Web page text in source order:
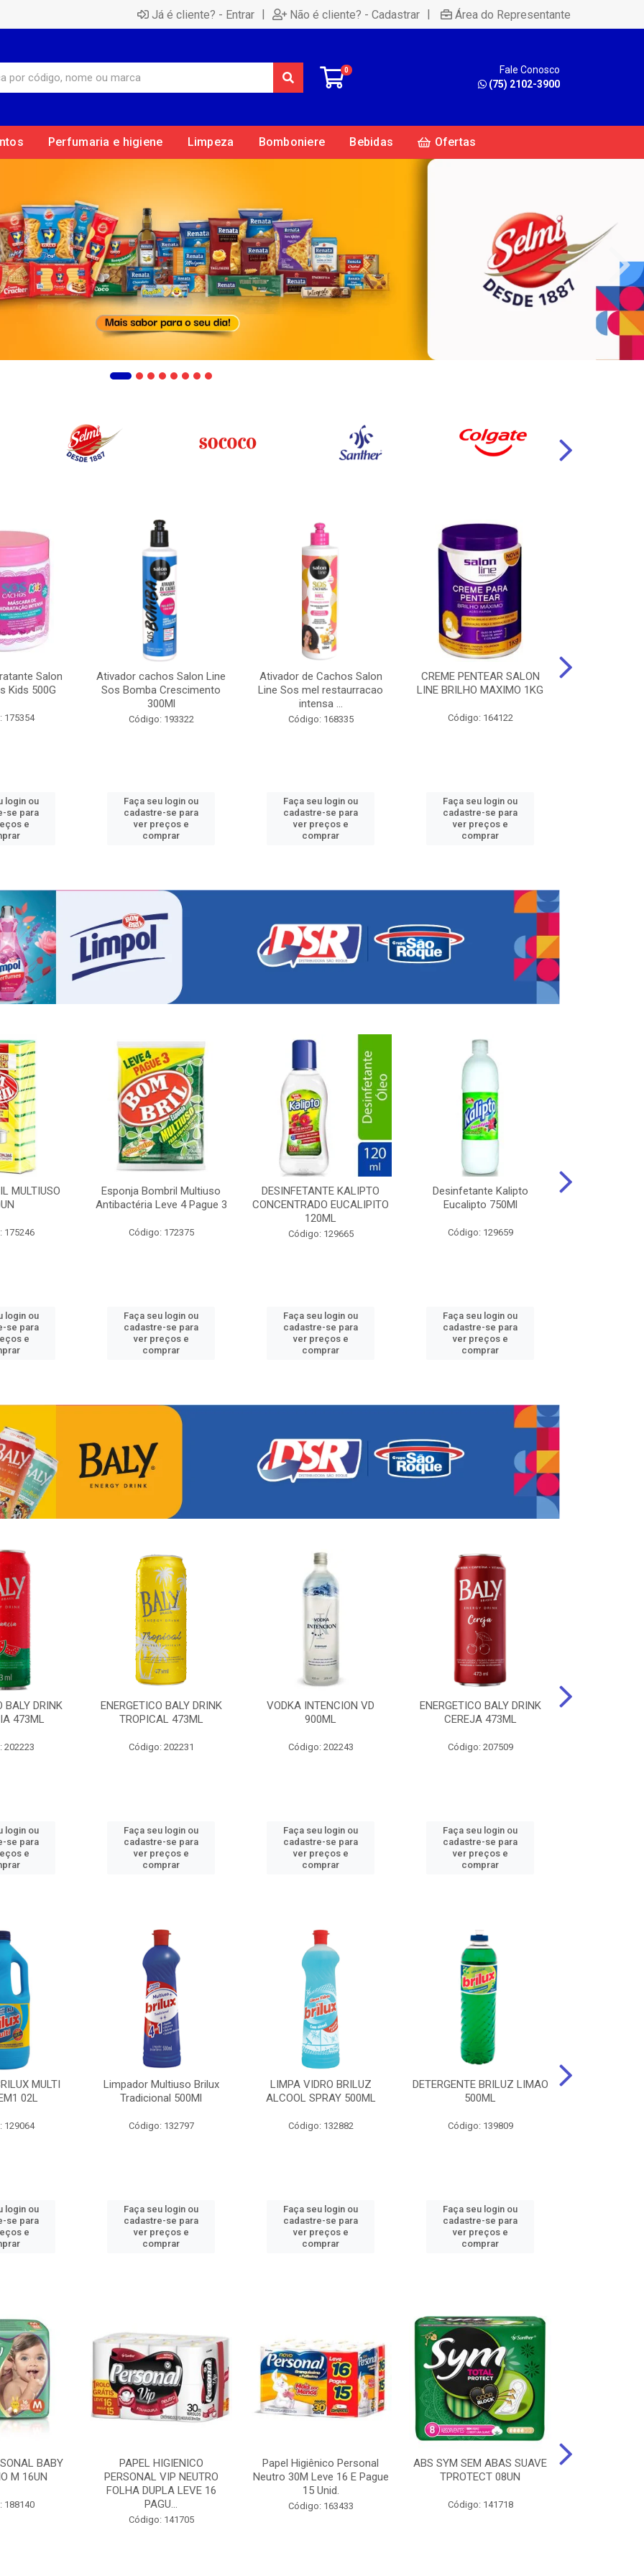
Já é cliente? - Entrar | Não é cliente? - Cadastrar | Área do Representante
0
Fale Conosco
(75) 2102-3900
Perfumaria e higiene Limpeza Bomboniere Bebidas Ofertas
Salon
Kids 500G
175354
login ou
se para
e
Ativador cachos Salon Line
Sos Bomba Crescimento
300Ml
Código: 193322
Faça seu login ou
cadastre-se para
ver preços e
comprar
Ativador de Cachos Salon
Line Sos mel restaurracao
intensa ...
Código: 168335
Faça seu login ou
cadastre-se para
ver preços e
comprar
CREME PENTEAR SALON
LINE BRILHO MAXIMO 1KG
Código: 164122
Faça seu login ou
cadastre-se para
ver preços e
comprar
MULTIUSO
175246
login ou
se para
e
Esponja Bombril Multiuso
Antibactéria Leve 4 Pague 3
Código: 172375
Faça seu login ou
cadastre-se para
ver preços e
comprar
DESINFETANTE KALIPTO
CONCENTRADO EUCALIPITO
120ML
Código: 129665
Faça seu login ou
cadastre-se para
ver preços e
comprar
Desinfetante Kalipto
Eucalipto 750Ml
Código: 129659
Faça seu login ou
cadastre-se para
ver preços e
comprar
BALY DRINK
473ML
202223
login ou
se para
e
ENERGETICO BALY DRINK
TROPICAL 473ML
Código: 202231
Faça seu login ou
cadastre-se para
ver preços e
comprar
VODKA INTENCION VD
900ML
Código: 202243
Faça seu login ou
cadastre-se para
ver preços e
comprar
ENERGETICO BALY DRINK
CEREJA 473ML
Código: 207509
Faça seu login ou
cadastre-se para
ver preços e
comprar
MULTI
02L
129064
login ou
se para
e
Limpador Multiuso Brilux
Tradicional 500Ml
Código: 132797
Faça seu login ou
cadastre-se para
ver preços e
comprar
LIMPA VIDRO BRILUZ
ALCOOL SPRAY 500ML
Código: 132882
Faça seu login ou
cadastre-se para
ver preços e
comprar
DETERGENTE BRILUZ LIMAO
500ML
Código: 139809
Faça seu login ou
cadastre-se para
ver preços e
comprar
BABY
M 16UN
188140
PAPEL HIGIENICO
PERSONAL VIP NEUTRO
FOLHA DUPLA LEVE 16
PAGU...
Código: 141705
Papel Higiênico Personal
Neutro 30M Leve 16 E Pague
15 Unid.
Código: 163433
ABS SYM SEM ABAS SUAVE
TPROTECT 08UN
Código: 141718